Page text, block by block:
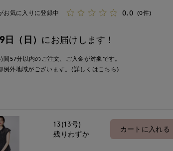
お気に入りに登録中 0.0 (0件)
日（日） にお届けします！
間57分以内のご注文、ご入金が対象です。
例外地域がございます。(詳しくはこちら )
13(13号)
残りわずか
カートに入れる